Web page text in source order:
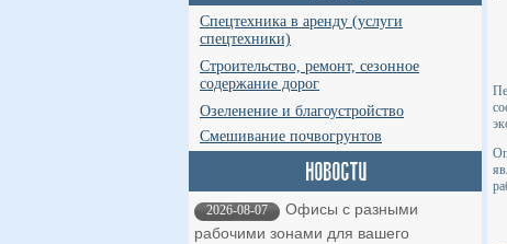
Спецтехника в аренду (услуги
спецтехники)
Строительство, ремонт, сезонное
содержание дорог
Озеленение и благоустройство
Смешивание почвогрунтов
2026-08-07
Офисы с разными
рабочими зонами для вашего